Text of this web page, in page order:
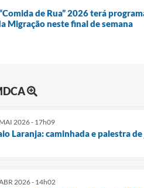
de Rua” 2026 terá
Migração neste final de semana
2026 - 17h09
Laranja: caminhada e palestra
2026 - 14h02